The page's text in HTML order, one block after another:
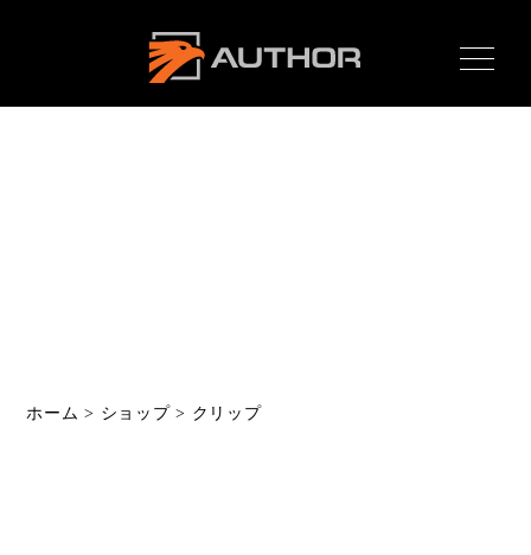
About
ホーム > ショップ> クリップ